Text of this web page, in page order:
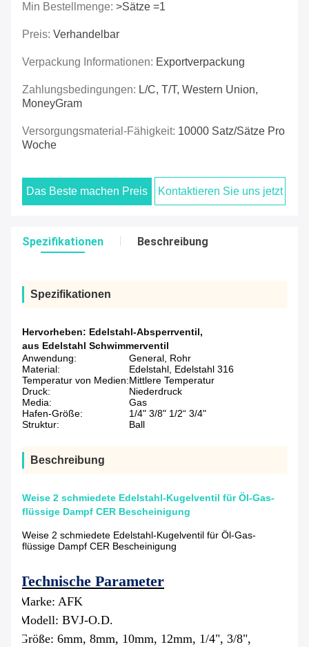
Min Bestellmenge: >Sätze =1
Preis: Verhandelbar
Verpackung Informationen: Exportverpackung
Zahlungsbedingungen: L/C, T/T, Western Union,
MoneyGram
Versorgungsmaterial-Fähigkeit: 10000 Satz/Sätze Pro
Woche
Das Beste machen Preis Kontaktieren Sie uns jetzt
Spezifikationen Beschreibung
Spezifikationen
Hervorheben: Edelstahl-Absperrventil,
aus Edelstahl Schwimmerventil
Anwendung:
General, Rohr
Material:
Edelstahl, Edelstahl 316
Temperatur von Medien:Mittlere Temperatur
Druck:
Niederdruck
Media:
Gas
Hafen-Größe:
1/4" 3/8" 1/2“ 3/4"
Struktur:
Ball
Beschreibung
Weise 2 schmiedete Edelstahl-Kugelventil für Öl-Gas-
flüssige Dampf CER Bescheinigung
Weise 2 schmiedete Edelstahl-Kugelventil für Öl-Gas-
flüssige Dampf CER Bescheinigung
Technische Parameter
Marke: AFK
Modell: BVJ-O.D.
Größe: 6mm, 8mm, 10mm, 12mm, 1/4", 3/8",